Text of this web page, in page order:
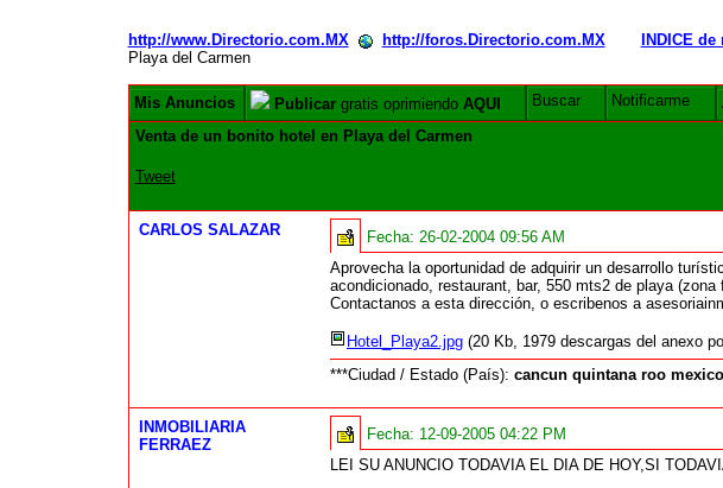
http://www.Directorio.com.MX http://foros.Directorio.com.MX INDICE
Playa del Carmen
Mis Anuncios Publicargratis oprimiendo AQUI Buscar Notificarme
Venta de un bonito hotel en Playa del Carmen
Tweet
CARLOS SALAZAR Fecha: 26-02-2004 09:56 AM
Aprovecha la oportunidad de adquirir un desarrollo
acondicionado, restaurant, bar, 550 mts2 de playa
Contactanos a esta dirección, o escribenos a
Hotel_Playa2.jpg(20 Kb, 1979 descargas del anexo
***Ciudad / Estado (País): cancun quintana roo mexico
INMOBILIARIA
FERRAEZ
Fecha: 12-09-2005 04:22 PM
LEI SU ANUNCIO TODAVIA EL DIA DE HOY,SI